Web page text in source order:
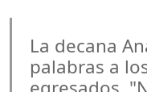
La decana
palabras a